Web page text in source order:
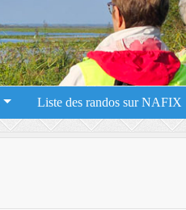
Liste des randos sur NAFIX